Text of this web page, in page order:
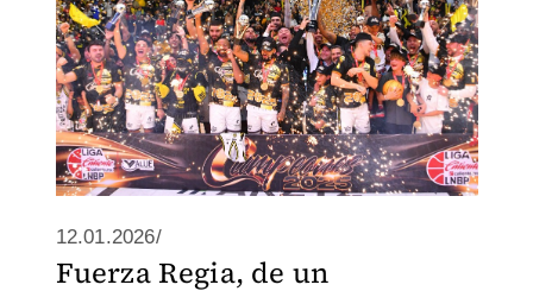
12.01.2026/
Fuerza Regia, de un